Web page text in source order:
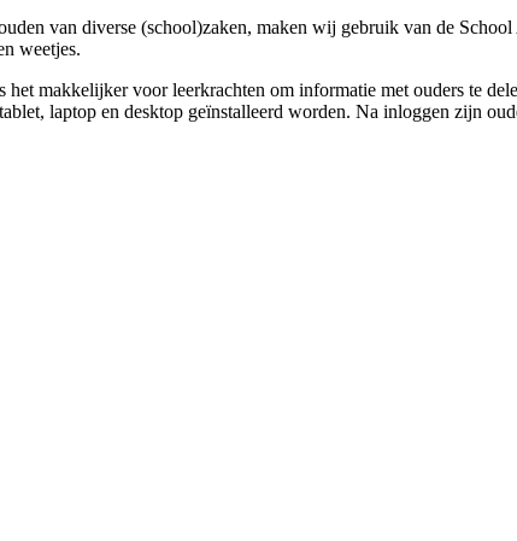
van diverse (school)zaken, maken wij gebruik van de
weetjes.
makkelijker voor leerkrachten om informatie met ouders te
laptop en desktop geïnstalleerd worden. Na inloggen zijn